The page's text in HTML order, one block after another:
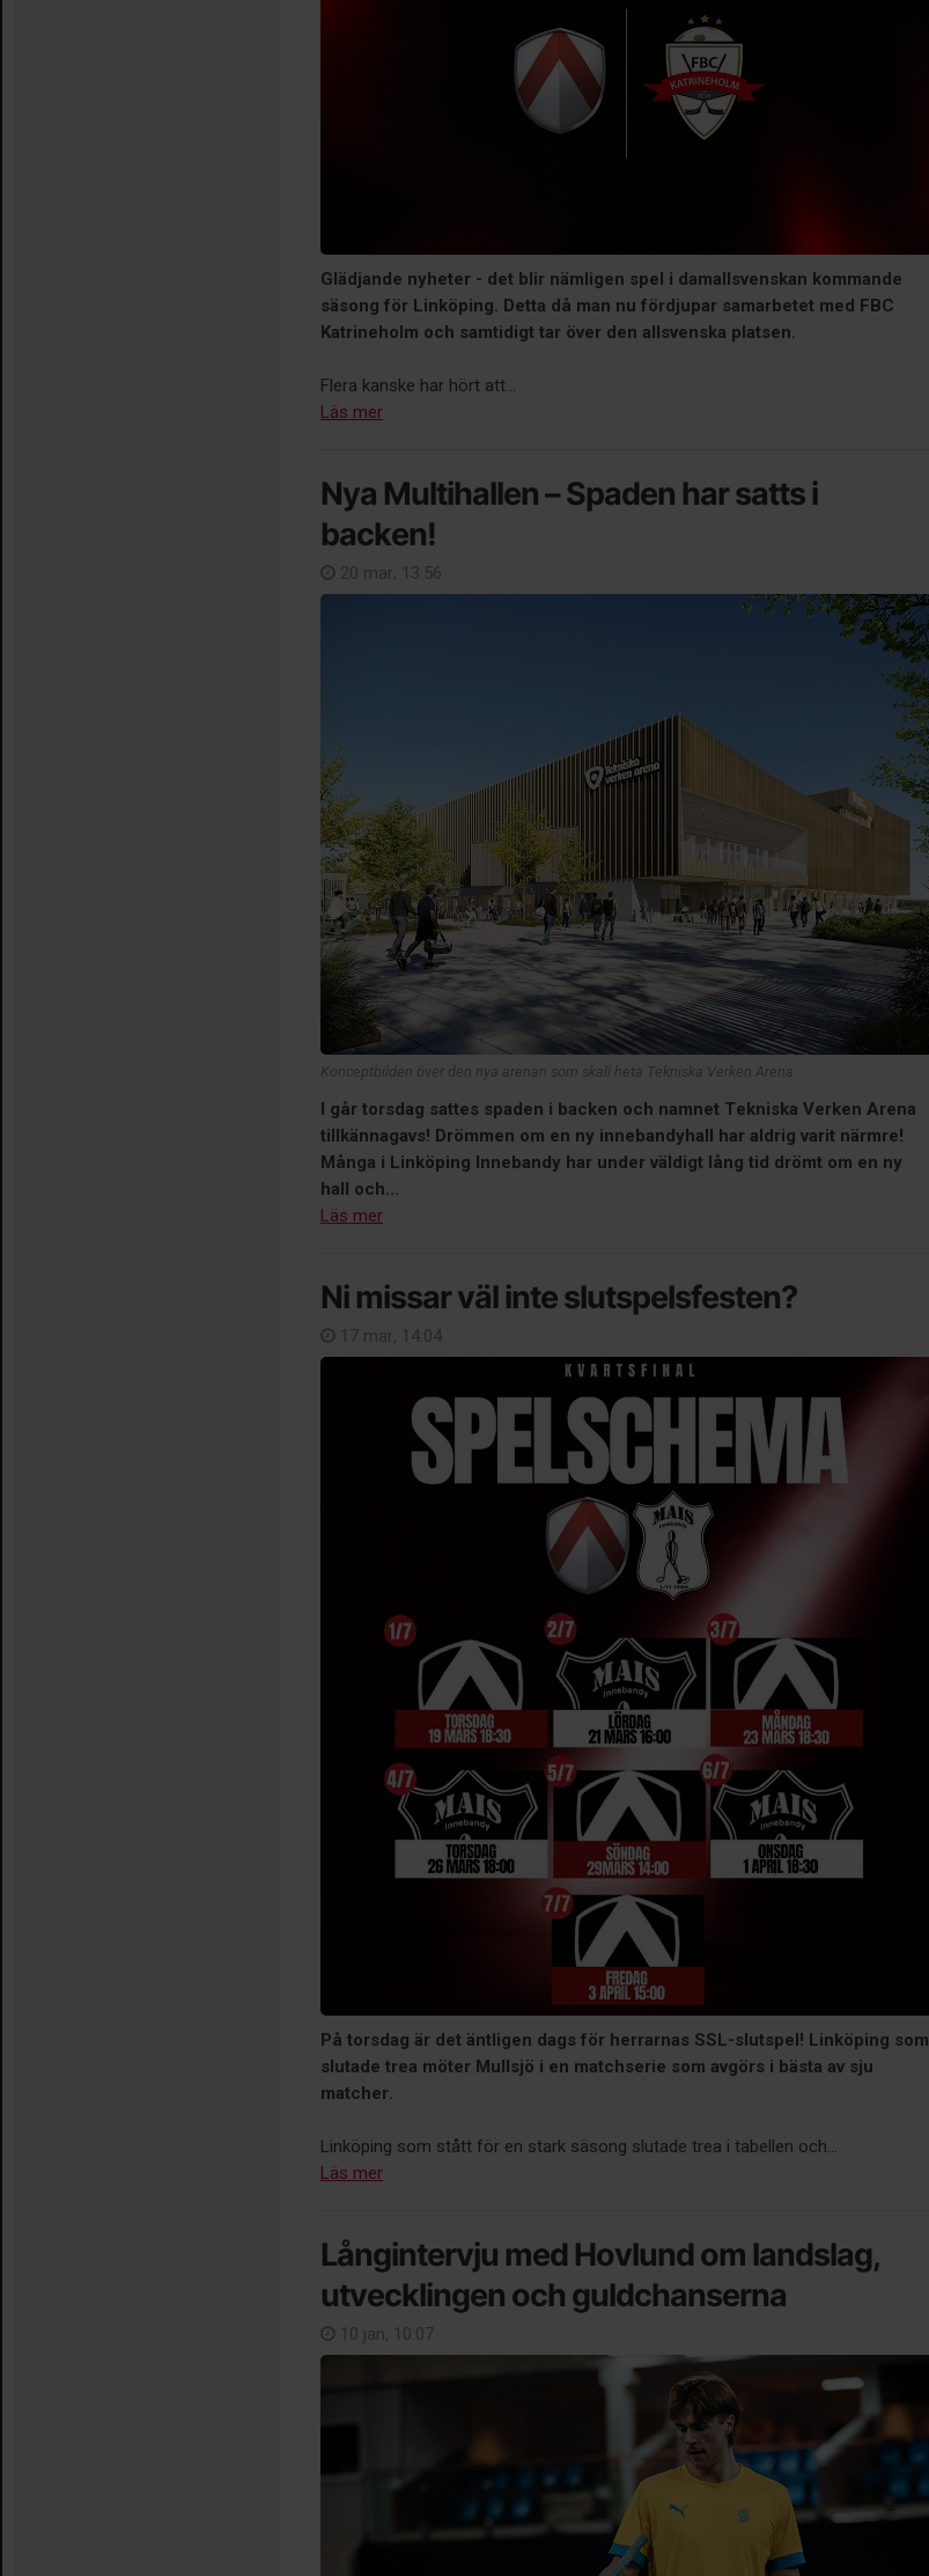
Glädjande nyheter - det blir nämligen spel i damallsvenskan kommande
säsong för Linköping. Detta då man nu fördjupar samarbetet med FBC
Katrineholm och samtidigt tar över den allsvenska platsen.
Flera kanske har hört att...
Läs mer
Nya Multihallen – Spaden har satts i
backen!
20 mar, 13:56
Konceptbilden över den nya arenan som skall heta Tekniska Verken Arena
I går torsdag sattes spaden i backen och namnet Tekniska Verken Arena
tillkännagavs! Drömmen om en ny innebandyhall har aldrig varit närmre!
Många i Linköping Innebandy har under väldigt lång tid drömt om en ny
hall och...
Läs mer
Ni missar väl inte slutspelsfesten?
17 mar, 14:04
På torsdag är det äntligen dags för herrarnas SSL-slutspel! Linköping som
slutade trea möter Mullsjö i en matchserie som avgörs i bästa av sju
matcher.
Linköping som stått för en stark säsong slutade trea i tabellen och...
Läs mer
Långintervju med Hovlund om landslag,
utvecklingen och guldchanserna
10 jan, 10:07